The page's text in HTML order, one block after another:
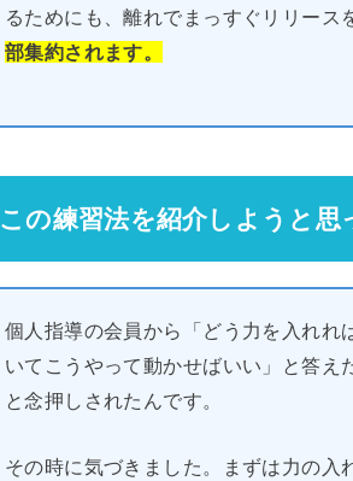
るためにも、離れでまっすぐリリース
部集約されます。
この練習法を紹介しようと思
個人指導の会員から「どう力を入れれ
いてこうやって動かせばいい」と答え
と念押しされたんです。
その時に気づきました。まずは力の入